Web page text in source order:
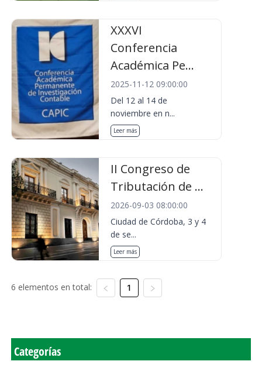
XXXVI
Conferencia
Académica Pe...
2025-11-12 09:00:00
Del 12 al 14 de
noviembre en n...
Leer más
II Congreso de
Tributación de ...
2026-09-03 08:00:00
Ciudad de Córdoba, 3 y 4
de se...
Leer más
6 elementos en total: 1
Categorías